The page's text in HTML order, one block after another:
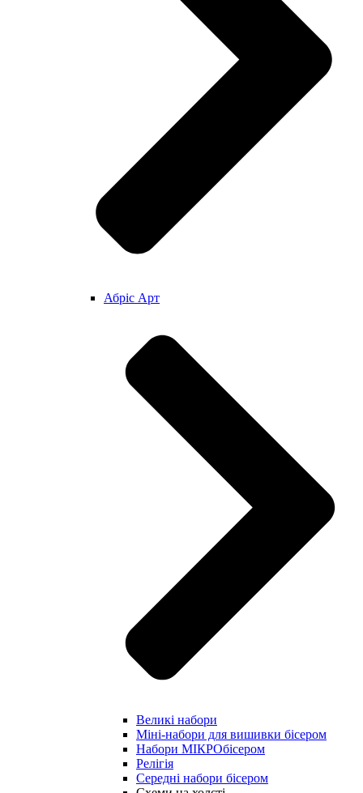
Абріс Арт
Великі набори
Міні-набори для вишивки бісером
Набори МІКРОбісером
Релігія
Середні набори бісером